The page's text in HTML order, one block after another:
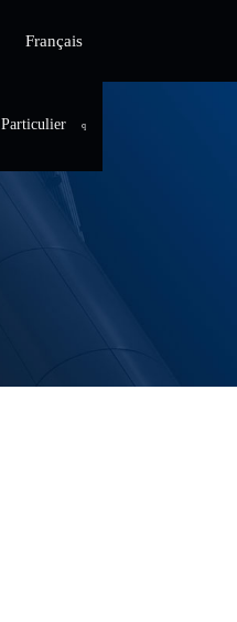
Français
Particulier